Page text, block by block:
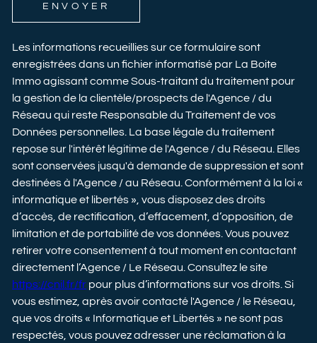
ENVOYER
Les informations recueillies sur ce formulaire sont
enregistrées dans un fichier informatisé par La Boite
Immo agissant comme Sous-traitant du traitement pour
la gestion de la clientèle/prospects de l'Agence / du
Réseau qui reste Responsable du Traitement de vos
Données personnelles. La base légale du traitement
repose sur l'intérêt légitime de l'Agence / du Réseau. Elles
sont conservées jusqu'à demande de suppression et sont
destinées à l'Agence / au Réseau. Conformément à la loi «
informatique et libertés », vous disposez des droits
d’accès, de rectification, d’effacement, d’opposition, de
limitation et de portabilité de vos données. Vous pouvez
retirer votre consentement à tout moment en contactant
directement l’Agence / Le Réseau. Consultez le site
https://cnil.fr/fr pour plus d’informations sur vos droits. Si
vous estimez, après avoir contacté l'Agence / le Réseau,
que vos droits « Informatique et Libertés » ne sont pas
respectés, vous pouvez adresser une réclamation à la